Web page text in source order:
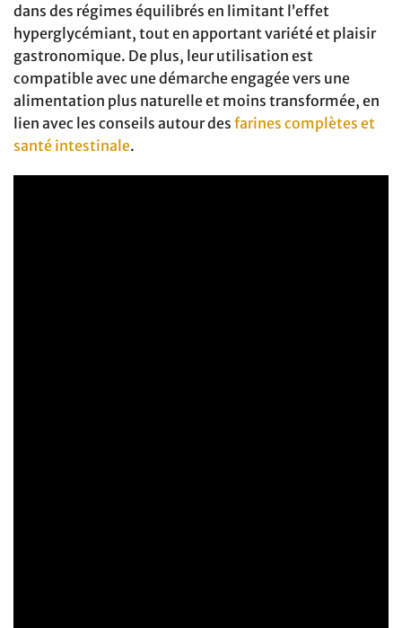
dans des régimes équilibrés en limitant l’effet
hyperglycémiant, tout en apportant variété et plaisir
gastronomique. De plus, leur utilisation est
compatible avec une démarche engagée vers une
alimentation plus naturelle et moins transformée, en
lien avec les conseils autour des farines complètes et
santé intestinale.